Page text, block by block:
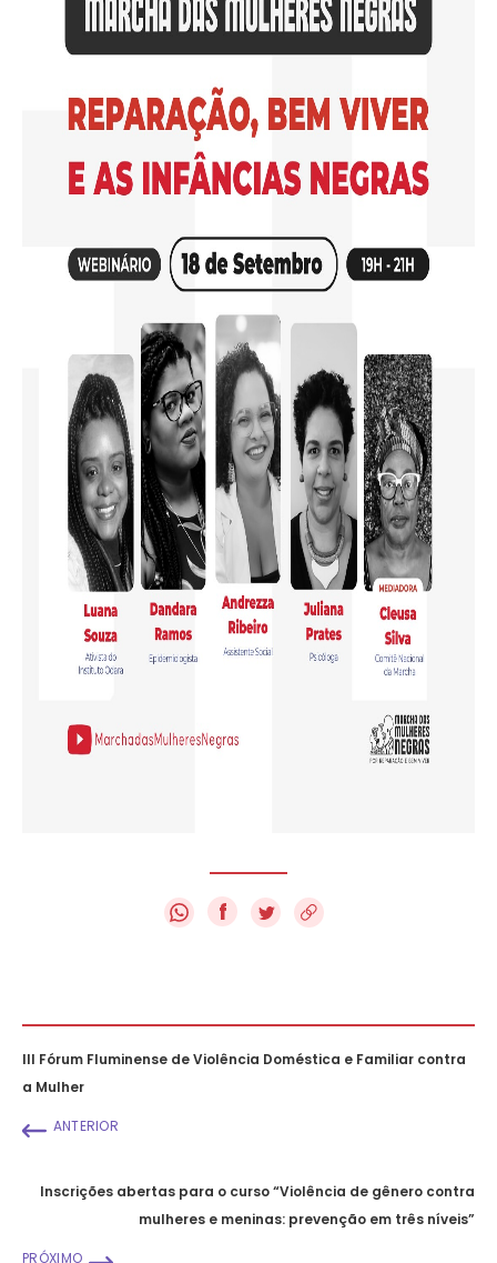
f
III Fórum Fluminense de Violência Doméstica e Familiar contra
a Mulher
ANTERIOR
Inscrições abertas para o curso “Violência de gênero contra
mulheres e meninas: prevenção em três níveis”
PRÓXIMO